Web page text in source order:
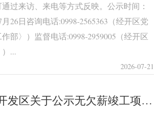
过来访、来电等方式反映。公示时间：
26日咨询电话:0998-2565363（经开区党
部〉）监督电话:0998-2959005（经开区
...
2026-07-21
喀什经济开发区关于公示无欠薪竣工项目的公告